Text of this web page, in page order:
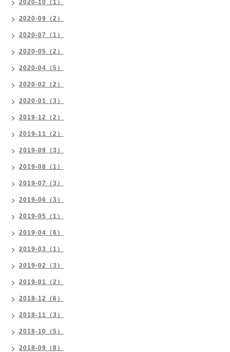
2020-10（1）
2020-09（2）
2020-07（1）
2020-05（2）
2020-04（5）
2020-02（2）
2020-01（3）
2019-12（2）
2019-11（2）
2019-09（3）
2019-08（1）
2019-07（3）
2019-06（3）
2019-05（1）
2019-04（6）
2019-03（1）
2019-02（3）
2019-01（2）
2018-12（6）
2018-11（3）
2018-10（5）
2018-09（8）